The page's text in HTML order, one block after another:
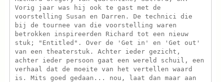
Vorig jaar was hij ook te gast met de
voorstelling Susan en Darren. De technici die
bij de tournee van die voorstelling waren
betrokken inspireerden Richard tot een nieuw
stuk; "Entitled". Over de 'Get in' en 'Get out'
van een theaterstuk. Achter ieder gezicht,
achter ieder persoon gaat een wereld schuil, een
verhaal dat de moeite van het vertellen waard
is. Mits goed gedaan... nou, laat dan maar aan